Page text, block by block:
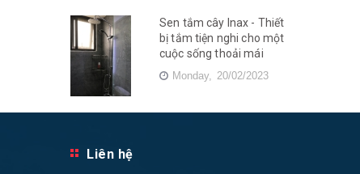
Sen tắm cây Inax - Thiết
bị tắm tiện nghi cho một
cuộc sống thoải mái
Monday, 20/02/2023
Liên hệ